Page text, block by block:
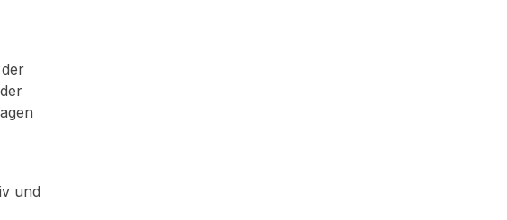
und